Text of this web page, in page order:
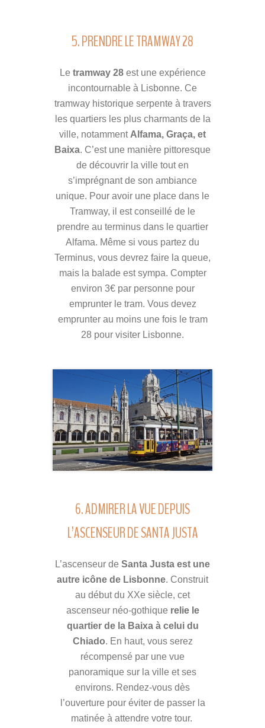
5. PRENDRE LE TRAMWAY 28
Le tramway 28est une expérience
incontournable à Lisbonne. Ce
tramway historique serpente à travers
les quartiers les plus charmants de la
ville, notamment Alfama, Graça, et
Baixa. C’est une manière pittoresque
de découvrir la ville tout en
s’imprégnant de son ambiance
unique. Pour avoir une place dans le
Tramway, il est conseillé de le
prendre au terminus dans le quartier
Alfama. Même si vous partez du
Terminus, vous devrez faire la queue,
mais la balade est sympa. Compter
environ 3€ par personne pour
emprunter le tram. Vous devez
emprunter au moins une fois le tram
28 pour visiter Lisbonne.
6. ADMIRER LA VUE DEPUIS
L’ASCENSEUR DE SANTA JUSTA
L’ascenseur de Santa Justa est une
autre icône de Lisbonne. Construit
au début du XXe siècle, cet
ascenseur néo-gothique relie le
quartier de la Baixa à celui du
Chiado. En haut, vous serez
récompensé par une vue
panoramique sur la ville et ses
environs. Rendez-vous dès
l’ouverture pour éviter de passer la
matinée à attendre votre tour.